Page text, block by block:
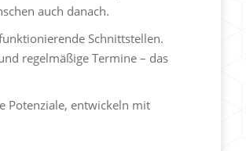
auch danach.
Schnittstellen.
regelmäßige Termine – das
Potenziale, entwickeln mit